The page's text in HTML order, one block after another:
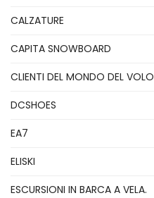
CALZATURE
CAPITA SNOWBOARD
CLIENTI DEL MONDO DEL VOLO
DCSHOES
EA7
ELISKI
ESCURSIONI IN BARCA A VELA.